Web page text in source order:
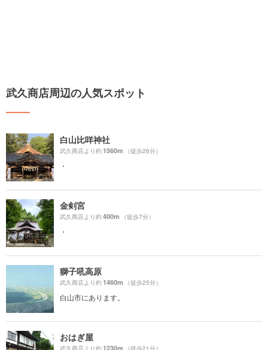
武久商店周辺の人気スポット
白山比咩神社
武久商店より約1560m （徒歩26分）
・
金剣宮
武久商店より約400m （徒歩7分）
・
獅子吼高原
武久商店より約1460m （徒歩25分）
白山市にあります。
おはぎ屋
武久商店より約1230m （徒歩21分）